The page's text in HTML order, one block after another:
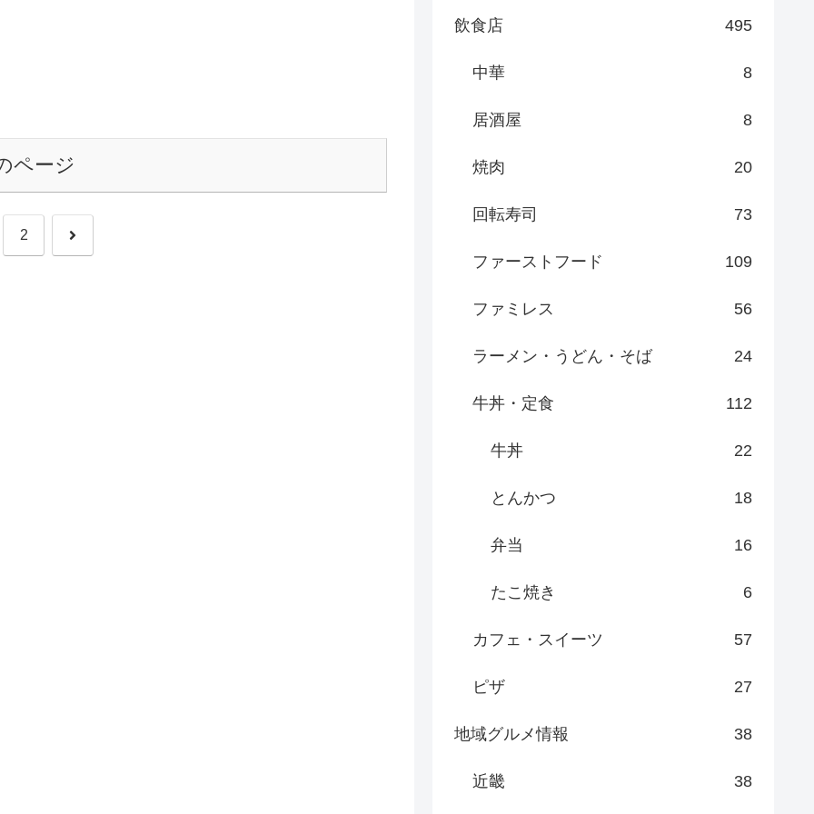
ページ
2 次
飲食店 495
中華 8
居酒屋 8
焼肉 20
回転寿司 73
ファーストフード 109
ファミレス 56
ラーメン・うどん・そば 24
牛丼・定食 112
牛丼 22
とんかつ 18
弁当 16
たこ焼き 6
カフェ・スイーツ 57
ピザ 27
地域グルメ情報 38
近畿 38